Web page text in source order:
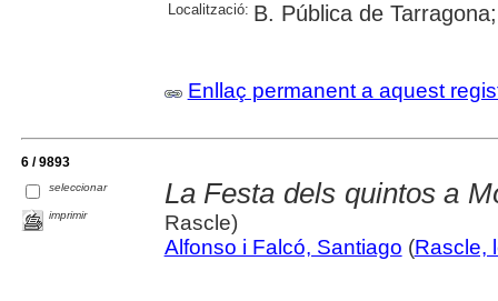
Localització: B. Pública de
Enllaç permanent a aquest
6 / 9893
seleccionar
imprimir
La Festa dels quintos a
Rascle)
Alfonso i Falcó, Santiago (Rascle,